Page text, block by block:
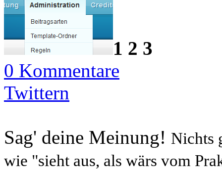
1 2 3
0 Kommentare
Twittern
Sag' deine Meinung! Nichts
wie "sieht aus, als wärs vom